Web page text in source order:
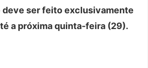
deve ser feito exclusivamente
a próxima quinta-feira (29).